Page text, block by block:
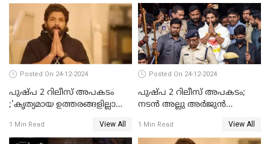
കുട്ടികളുമെത്തുന്നു;
മുഖ്യമന്ത്രിക്ക് പരാതി നൽകി
കെപിസിസി അംഗം
Posted On 24-12-2024
പുഷ്‌പ 2 റിലീസ് അപകടം
;'കൃത്യമായ ഉത്തരങ്ങളില്ലാതെ
1 Min Read View All
Posted On 24-12-2024
പുഷ്പ 2 റിലീസ് അപകടം;
നടന്‍ അല്ലു അര്‍ജുൻ
മുന്നിൽ ഹാജരായി
1 Min Read View All